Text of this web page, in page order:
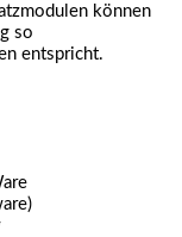
können
so
entspricht.